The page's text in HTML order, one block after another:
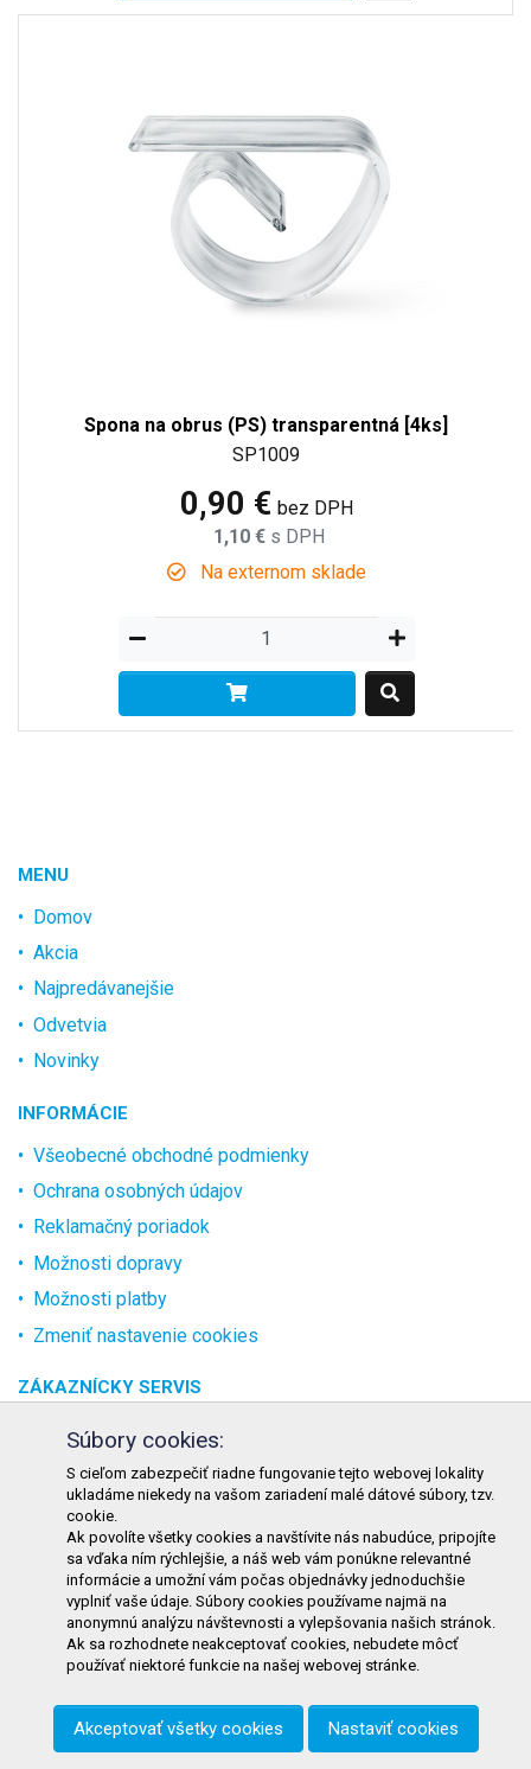
Spona na obrus (PS) transparentná [4ks]
SP1009
0,90 € bez DPH
1,10 € s DPH
Na externom sklade
MENU
Domov
Akcia
Najpredávanejšie
Odvetvia
Novinky
INFORMÁCIE
Všeobecné obchodné podmienky
Ochrana osobných údajov
Reklamačný poriadok
Možnosti dopravy
Možnosti platby
Zmeniť nastavenie cookies
ZÁKAZNÍCKY SERVIS
O spoločnosti
Kontakt
Odstúpenie od zmluvy online
KONTAKT
TURON GASTRO s.r.o.
Starohorského 4328/3
031 01 Liptovský Mikuláš
Slovenská republika
Telefón:+421 911 585 730
Súbory cookies:
S cieľom zabezpečiť riadne fungovanie tejto webovej lokality
ukladáme niekedy na vašom zariadení malé dátové súbory, tzv.
cookie.
Ak povolíte všetky cookies a navštívite nás nabudúce, pripojíte
sa vďaka ním rýchlejšie, a náš web vám ponúkne relevantné
informácie a umožní vám počas objednávky jednoduchšie
vyplniť vaše údaje. Súbory cookies používame najmä na
anonymnú analýzu návštevnosti a vylepšovania našich stránok.
Ak sa rozhodnete neakceptovať cookies, nebudete môcť
používať niektoré funkcie na našej webovej stránke.
Akceptovať všetky cookies Nastaviť cookies